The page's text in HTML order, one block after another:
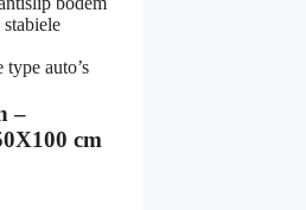
auto’s
–
cm